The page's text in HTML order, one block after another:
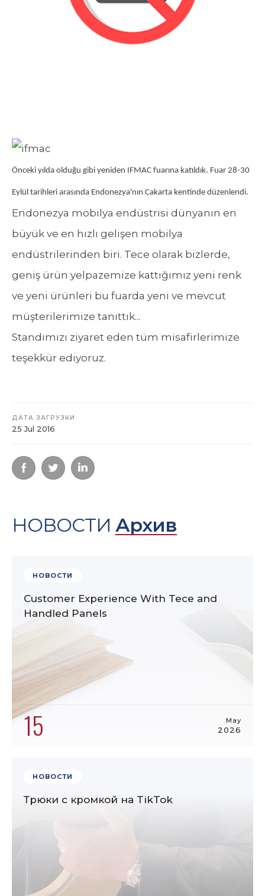
Önceki yılda olduğu gibi yeniden IFMAC fuarına katıldık. Fuar 28-30
Eylül tarihleri arasında Endonezya'nın Cakarta kentinde düzenlendi.
Endonezya mobilya endüstrisi dünyanın en
büyük ve en hızlı gelişen mobilya
endüstrilerinden biri. Tece olarak bizlerde,
geniş ürün yelpazemize kattığımız yeni renk
ve yeni ürünleri bu fuarda yeni ve mevcut
müşterilerimize tanıttık...
Standımızı ziyaret eden tüm misafirlerimize
teşekkür ediyoruz.
ДАТА ЗАГРУЗКИ
25 Jul 2016
НОВОСТИ Архив
НОВОСТИ
Customer Experience With Tece and
Handled Panels
15 May
2026
НОВОСТИ
Трюки с кромкой на TikTok